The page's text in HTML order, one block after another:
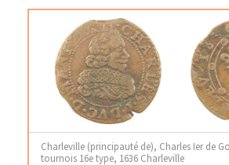
Charleville (principauté de), Charles Ier de
tournois 16e type, 1636 Charleville